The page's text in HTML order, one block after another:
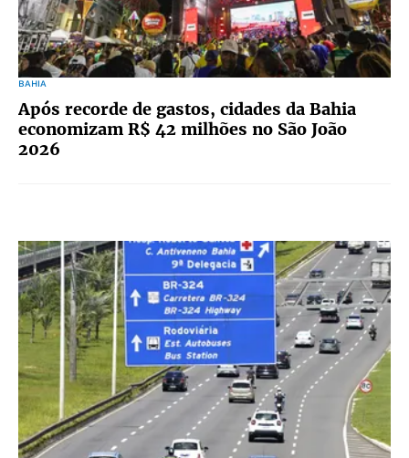
BAHIA
Após recorde de gastos, cidades da Bahia
economizam R$ 42 milhões no São João
2026